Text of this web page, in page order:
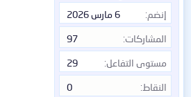
إنضم
6 مارس 2026
المشاركات 97
مستوى التفاعل 29
النقاط 0